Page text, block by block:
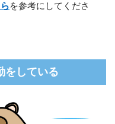
を参考にしてくださ
をしている